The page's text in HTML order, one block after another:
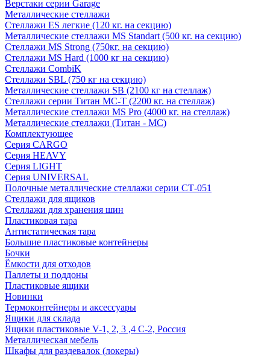
Верстаки серии Garage
Металлические стеллажи
Стеллажи ES легкие (120 кг. на секцию)
Металлические стеллажи MS Standart (500 кг. на секцию)
Стеллажи MS Strong (750кг. на секцию)
Стеллажи MS Hard (1000 кг на секцию)
Стеллажи CombiK
Стеллажи SBL (750 кг на секцию)
Металлические стеллажи SB (2100 кг на стеллаж)
Стеллажи серии Титан МС-Т (2200 кг. на стеллаж)
Металлические стеллажи MS Pro (4000 кг. на стеллаж)
Металлические стеллажи (Титан - МС)
Комплектующее
Серия CARGO
Серия HEAVY
Серия LIGHT
Серия UNIVERSAL
Полочные металлические стеллажи серии СТ-051
Стеллажи для ящиков
Стеллажи для хранения шин
Пластиковая тара
Антистатическая тара
Большие пластиковые контейнеры
Бочки
Ёмкости для отходов
Паллеты и поддоны
Пластиковые ящики
Новинки
Термоконтейнеры и аксессуары
Ящики для склада
Ящики пластиковые V-1, 2, 3 ,4 С-2, Россия
Металлическая мебель
Шкафы для раздевалок (локеры)